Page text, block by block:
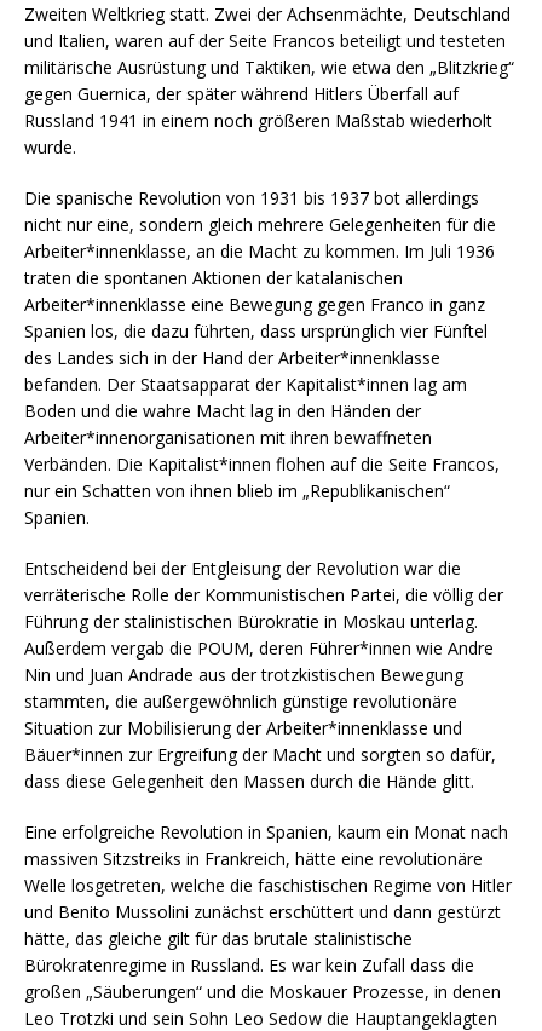
Zweiten Weltkrieg statt. Zwei der Achsenmächte, Deutschland
und Italien, waren auf der Seite Francos beteiligt und testeten
militärische Ausrüstung und Taktiken, wie etwa den „Blitzkrieg“
gegen Guernica, der später während Hitlers Überfall auf
Russland 1941 in einem noch größeren Maßstab wiederholt
wurde.
Die spanische Revolution von 1931 bis 1937 bot allerdings
nicht nur eine, sondern gleich mehrere Gelegenheiten für die
Arbeiter*innenklasse, an die Macht zu kommen. Im Juli 1936
traten die spontanen Aktionen der katalanischen
Arbeiter*innenklasse eine Bewegung gegen Franco in ganz
Spanien los, die dazu führten, dass ursprünglich vier Fünftel
des Landes sich in der Hand der Arbeiter*innenklasse
befanden. Der Staatsapparat der Kapitalist*innen lag am
Boden und die wahre Macht lag in den Händen der
Arbeiter*innenorganisationen mit ihren bewaffneten
Verbänden. Die Kapitalist*innen flohen auf die Seite Francos,
nur ein Schatten von ihnen blieb im „Republikanischen“
Spanien.
Entscheidend bei der Entgleisung der Revolution war die
verräterische Rolle der Kommunistischen Partei, die völlig der
Führung der stalinistischen Bürokratie in Moskau unterlag.
Außerdem vergab die POUM, deren Führer*innen wie Andre
Nin und Juan Andrade aus der trotzkistischen Bewegung
stammten, die außergewöhnlich günstige revolutionäre
Situation zur Mobilisierung der Arbeiter*innenklasse und
Bäuer*innen zur Ergreifung der Macht und sorgten so dafür,
dass diese Gelegenheit den Massen durch die Hände glitt.
Eine erfolgreiche Revolution in Spanien, kaum ein Monat nach
massiven Sitzstreiks in Frankreich, hätte eine revolutionäre
Welle losgetreten, welche die faschistischen Regime von Hitler
und Benito Mussolini zunächst erschüttert und dann gestürzt
hätte, das gleiche gilt für das brutale stalinistische
Bürokratenregime in Russland. Es war kein Zufall dass die
großen „Säuberungen“ und die Moskauer Prozesse, in denen
Leo Trotzki und sein Sohn Leo Sedow die Hauptangeklagten